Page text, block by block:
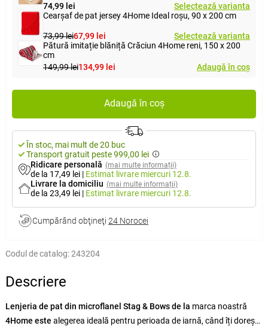
74,99 lei
Selectează varianta
Cearșaf de pat jersey 4Home Ideal roșu, 90 x 200 cm
73,99 lei67,99 lei
Selectează varianta
Pătură imitație blăniță Crăciun 4Home reni, 150 x 200
cm
149,99 lei134,99 lei Adaugă în coș
Adaugă în coș
În stoc, mai mult de 20 buc
Transport gratuit peste 999,00 lei
Ridicare personală (mai multe informații)
de la 17,49 lei | Estimat livrare miercuri 12.8.
Livrare la domiciliu (mai multe informații)
de la 23,49 lei | Estimat livrare miercuri 12.8.
Cumpărând obţineţi 24 Norocei
Codul de catalog:243204
Descriere
Lenjeria de pat din microflanel Stag & Bows de la marca noastră
4Home este alegerea ideală pentru perioada de iarnă, când îți dorești